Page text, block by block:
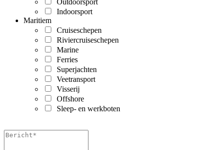
Indoorsport
Maritiem
Cruiseschepen
Riviercruiseschepen
Marine
Ferries
Superjachten
Veetransport
Visserij
Offshore
Sleep- en werkboten